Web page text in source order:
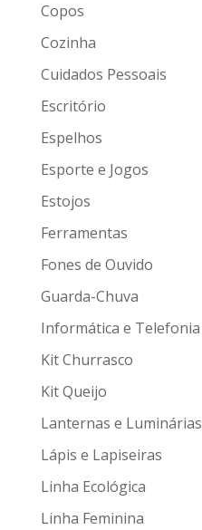
Copos
Cozinha
Cuidados Pessoais
Escritório
Espelhos
Esporte e Jogos
Estojos
Ferramentas
Fones de Ouvido
Guarda-Chuva
Informática e Telefonia
Kit Churrasco
Kit Queijo
Lanternas e Luminárias
Lápis e Lapiseiras
Linha Ecológica
Linha Feminina